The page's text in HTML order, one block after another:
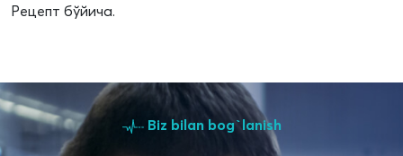
Рецепт бўйича.
Biz bilan bog`lanish